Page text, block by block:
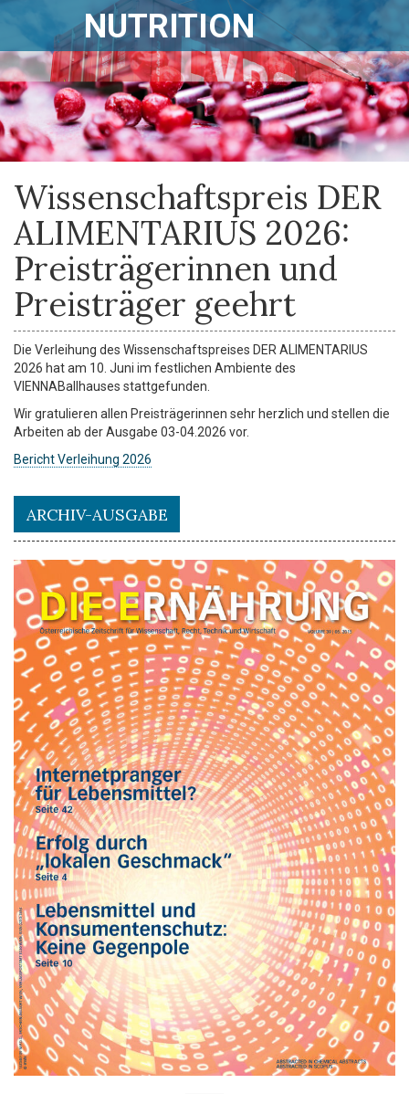
NUTRITION
Wissenschaftspreis DER
ALIMENTARIUS 2026:
Preisträgerinnen und
Preisträger geehrt
Die Verleihung des Wissenschaftspreises DER ALIMENTARIUS
2026 hat am 10. Juni im festlichen Ambiente des
VIENNABallhauses stattgefunden.
Wir gratulieren allen Preisträgerinnen sehr herzlich und stellen die
Arbeiten ab der Ausgabe 03-04.2026 vor.
Bericht Verleihung 2026
ARCHIV-AUSGABE